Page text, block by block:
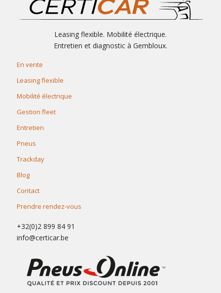
Leasing flexible. Mobilité électrique.
Entretien et diagnostic à Gembloux.
En vente
Leasing flexible
Mobilité électrique
Gestion fleet
Entretien
Pneus
Trackday
Blog
Contact
Prendre rendez-vous
+32(0)2 899 84 91
info@certicar.be